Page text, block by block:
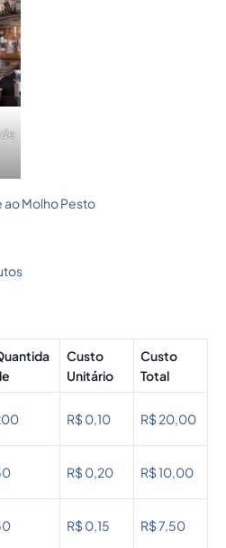
ao Molho Pesto
Custo
Unitário
Custo
Total
R$ 0,10 R$ 20,00
R$ 0,20 R$ 10,00
R$ 0,15 R$ 7,50